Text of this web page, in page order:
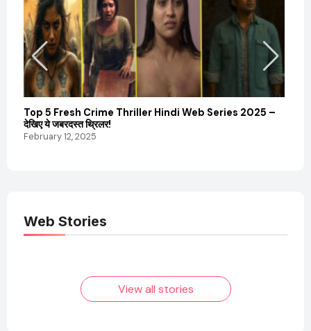
Top 5 Fresh Crime Thriller Hindi Web Series 2025 –
देखिए ये जबरदस्त थ्रिलर!
February 12, 2025
Web Stories
Elvish Yadav: एक
आम लड़के से यूट्यूबर
फिल्मों का जादू और उनका
View all stories